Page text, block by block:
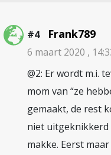
#4 Frank789
6 maart 2020 ,
@2: Er wordt m.i.
mom van “ze
gemaakt, de rest
niet
makke. Eerst